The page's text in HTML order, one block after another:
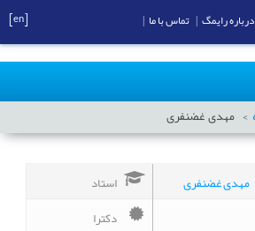
مهدیغضنفری
مهدی غضنفری
استاد
دکترا
درباره رایمگ تماس با ما